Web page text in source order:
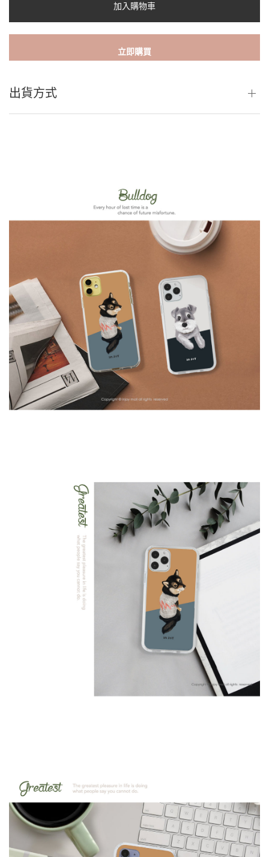
加入購物車
立即購買
出貨方式